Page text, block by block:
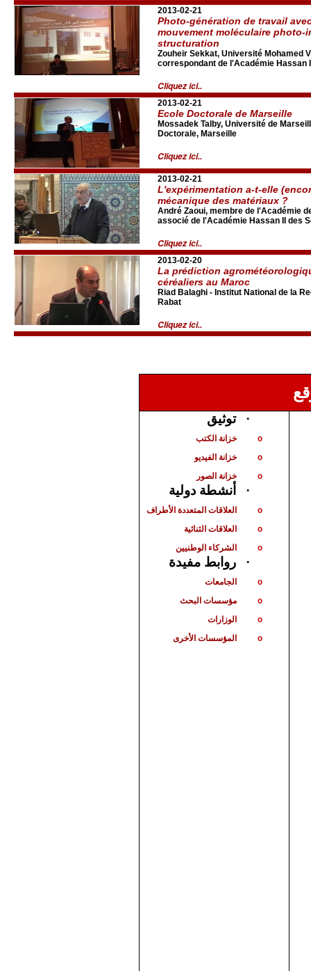
2013-02-21
Photo-génération de travail
mouvement moléculaire photo-
structuration
Zouheir Sekkat, Université Mohamed
correspondant de l'Académie Hassan
Cliquez ici..
2013-02-21
Ecole Doctorale de Marseille
Mossadek Talby, Université de
Doctorale, Marseille
Cliquez ici..
2013-02-21
L'expérimentation a-t-elle
mécanique des matériaux ?
André Zaoui, membre de l'Académie
associé de l'Académie Hassan II des
Cliquez ici..
2013-02-20
La prédiction
céréaliers au Maroc
Riad Balaghi - Institut National de la
Rabat
Cliquez ici..
· توثيق
o خزانة الكتب
o خزانة الفيديو
o خزانة الصور
· أنشطة دولية
o العلاقات المتعددة الأطراف
o العلاقات الثنائية
o الشركاء الوطنيين
· روابط مفيدة
o الجامعات
o مؤسسات البحث
o الوزارات
o المؤسسات الأخرى